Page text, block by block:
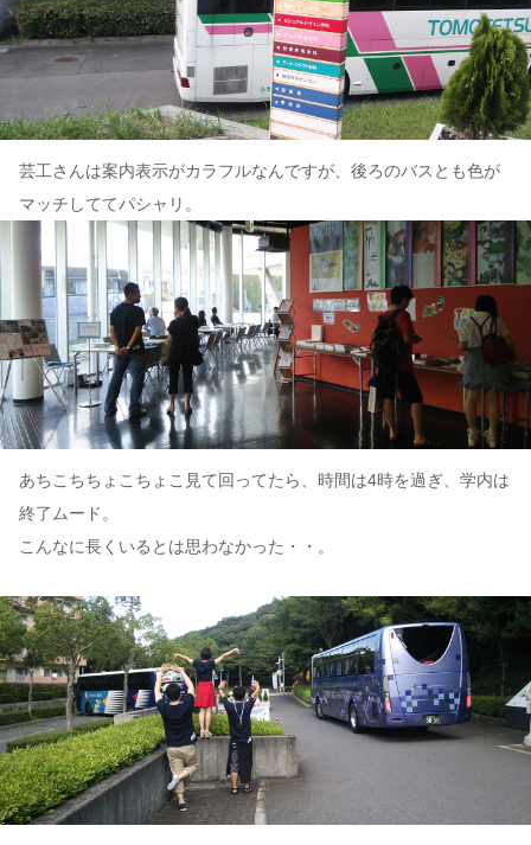
芸工さんは案内表示がカラフルなんですが、後ろのバスとも色が
マッチしててパシャリ。
あちこちちょこちょこ見て回ってたら、時間は4時を過ぎ、学内は
終了ムード。
こんなに長くいるとは思わなかった・・。